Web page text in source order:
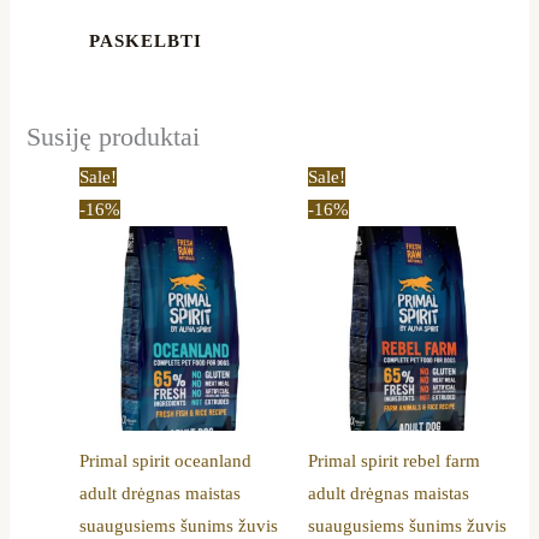
Susiję produktai
Sale!
-16%
Primal spirit oceanland
adult drėgnas maistas
suaugusiems šunims žuvis
61,00 €.51,00 €.
Sale!
-16%
Primal spirit rebel farm
adult drėgnas maistas
suaugusiems šunims žuvis
61,00 €.51,00 €.